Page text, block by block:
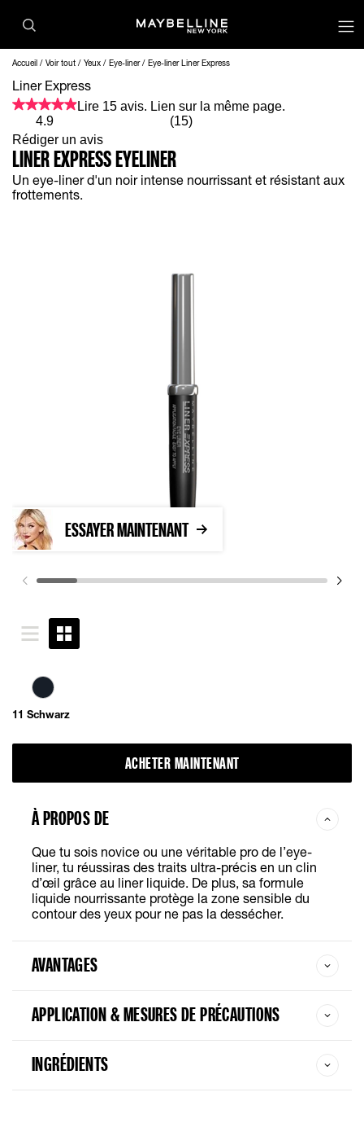
Accueil Voir tout Yeux Eye-liner Eye-liner Liner Express
Liner Express
4.9
Lire 15 avis. Lien sur la même page.
(15)
Rédiger un avis
LINER EXPRESS EYELINER
Un eye-liner d'un noir intense nourrissant et résistant aux
frottements.
11 Schwarz
ESSAYER MAINTENANT
ACHETER MAINTENANT
À PROPOS DE
Que tu sois novice ou une véritable pro de l’eye-
liner, tu réussiras des traits ultra-précis en un clin
d’œil grâce au liner liquide. De plus, sa formule
liquide nourrissante protège la zone sensible du
contour des yeux pour ne pas la dessécher.
AVANTAGES
APPLICATION & MESURES DE PRÉCAUTIONS
INGRÉDIENTS